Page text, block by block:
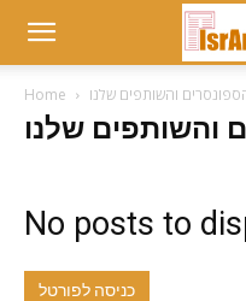
Home והשותפים שלנו
והשותפים שלנו
No posts to
כניסה לפורטל